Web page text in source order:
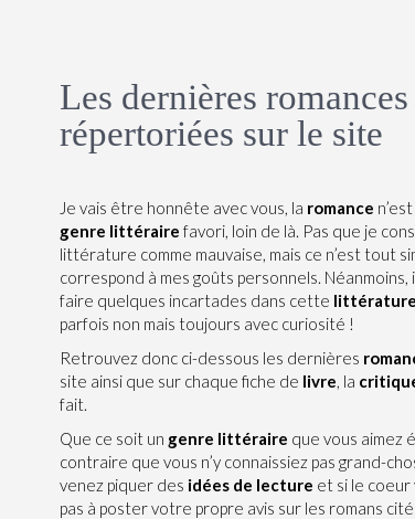
Les dernières romances
répertoriées sur le site
Je vais être honnête avec vous, la romance
genre littéraire favori, loin de là. Pas que je
littérature comme mauvaise, mais ce n’est tout
correspond à mes goûts personnels. Néanmoins,
faire quelques incartades dans cette littérature
parfois non mais toujours avec curiosité !
Retrouvez donc ci-dessous les dernières
site ainsi que sur chaque fiche de livre, la
fait.
Que ce soit un genre littéraire que vous aimez
contraire que vous n’y connaissiez pas grand-
venez piquer des idées de lecture et si le coeur
pas à poster votre propre avis sur les romans